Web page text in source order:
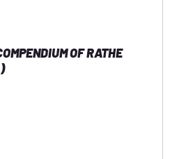
OF RATHE